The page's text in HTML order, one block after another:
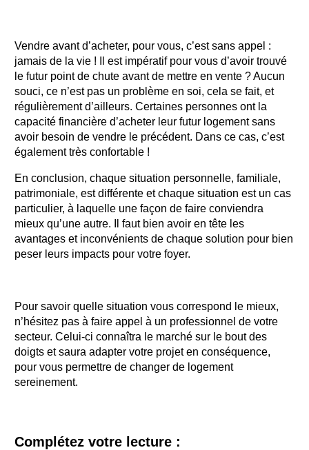
Vendre avant d’acheter, pour vous, c’est sans appel :
jamais de la vie ! Il est impératif pour vous d’avoir trouvé
le futur point de chute avant de mettre en vente ? Aucun
souci, ce n’est pas un problème en soi, cela se fait, et
régulièrement d’ailleurs. Certaines personnes ont la
capacité financière d’acheter leur futur logement sans
avoir besoin de vendre le précédent. Dans ce cas, c’est
également très confortable !
En conclusion, chaque situation personnelle, familiale,
patrimoniale, est différente et chaque situation est un cas
particulier, à laquelle une façon de faire conviendra
mieux qu’une autre. Il faut bien avoir en tête les
avantages et inconvénients de chaque solution pour bien
peser leurs impacts pour votre foyer.
Pour savoir quelle situation vous correspond le mieux,
n’hésitez pas à faire appel à un professionnel de votre
secteur. Celui-ci connaîtra le marché sur le bout des
doigts et saura adapter votre projet en conséquence,
pour vous permettre de changer de logement
sereinement.
Complétez votre lecture :